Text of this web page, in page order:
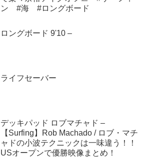
ン #海 #ロングボード
ロングボード 9'10 –
ライフセーバー
デッキパッド ロブマチャド –
【Surfing】Rob Machado / ロブ・マチ
ャドの小波テクニックは一味違う！！
USオープンで優勝映像まとめ！